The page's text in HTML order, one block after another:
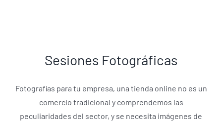
Sesiones Fotográficas
Fotografías para tu empresa, una tienda online no es un
comercio tradicional y comprendemos las
peculiaridades del sector, y se necesita imágenes de